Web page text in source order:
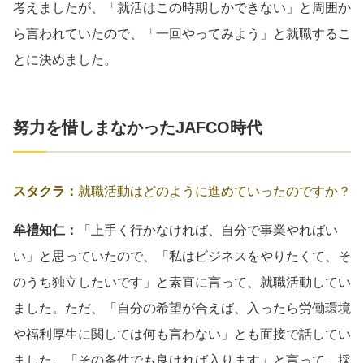
考えましたが、「就活はこの時期しかできない」と周囲か
ら言われていたので、「一回やってみよう」と就職するこ
とに決めました。
努力を惜しまなかったJAFCO時代
スタクラ： 就職活動はどのように進めていったのですか？
牟禮知仁：
「上手く行かなければ、自分で事業やればい
い」と思っていたので、「私はビジネスをやりたくて、そ
のうち独立したいです」と素直に言って、就職活動してい
ました。ただ、「自分の希望が合えば、入ったら労働環境
や福利厚生に関しては何も言わない」とも面接で話してい